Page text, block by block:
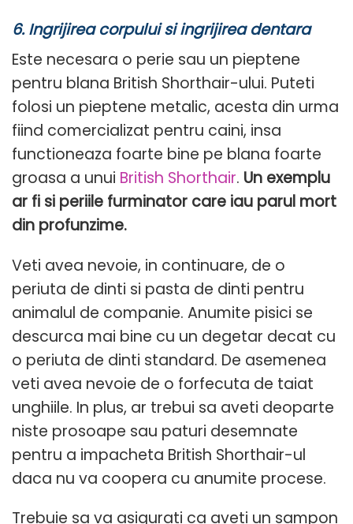
6. Ingrijirea corpului si ingrijirea dentara
Este necesara o perie sau un pieptene
pentru blana British Shorthair-ului. Puteti
folosi un pieptene metalic, acesta din urma
fiind comercializat pentru caini, insa
functioneaza foarte bine pe blana foarte
groasa a unui British Shorthair. Un exemplu
ar fi si periile furminator care iau parul mort
din profunzime.
Veti avea nevoie, in continuare, de o
periuta de dinti si pasta de dinti pentru
animalul de companie. Anumite pisici se
descurca mai bine cu un degetar decat cu
o periuta de dinti standard. De asemenea
veti avea nevoie de o forfecuta de taiat
unghiile. In plus, ar trebui sa aveti deoparte
niste prosoape sau paturi desemnate
pentru a impacheta British Shorthair-ul
daca nu va coopera cu anumite procese.
Trebuie sa va asigurati ca aveti un sampon